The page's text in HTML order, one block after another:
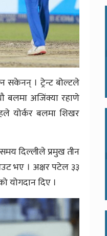
सकेनन् । ट्रेन्ट बोल्टले
बलमा अजिंक्या रहाणे
योर्कर बलमा शिखर
दिल्लीले प्रमुख तीन
भए । अक्षर पटेल ३३
योगदान दिए ।